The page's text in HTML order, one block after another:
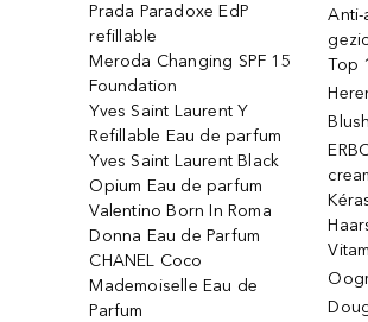
Prada Paradoxe EdP
refillable
Meroda Changing SPF 15
Foundation
Yves Saint Laurent Y
Refillable Eau de parfum
Yves Saint Laurent Black
Opium Eau de parfum
Valentino Born In Roma
Donna Eau de Parfum
CHANEL Coco
Mademoiselle Eau de
Parfum
Top
Blush